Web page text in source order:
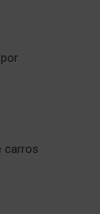
carros